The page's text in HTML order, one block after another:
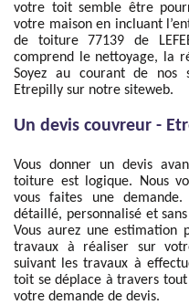
votre toit semble être
votre maison en incluant
de toiture 77139 de
comprend le nettoyage, la
Soyez au courant de nos
Etrepilly sur notre siteweb.
Un devis couvreur -
Vous donner un devis
toiture est logique. Nous
vous faites une
détaillé, personnalisé et
Vous aurez une
travaux à réaliser sur
suivant les travaux à
toit se déplace à travers
votre demande de devis.